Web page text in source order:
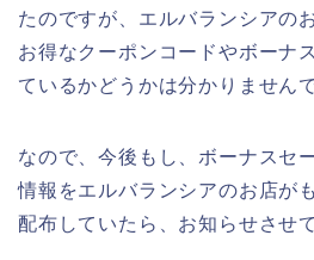
たのですが、エルバランシアの
お得なクーポンコードやボーナ
ているかどうかは分かりません
なので、今後もし、ボーナスセ
情報をエルバランシアのお店が
配布していたら、お知らせさせ